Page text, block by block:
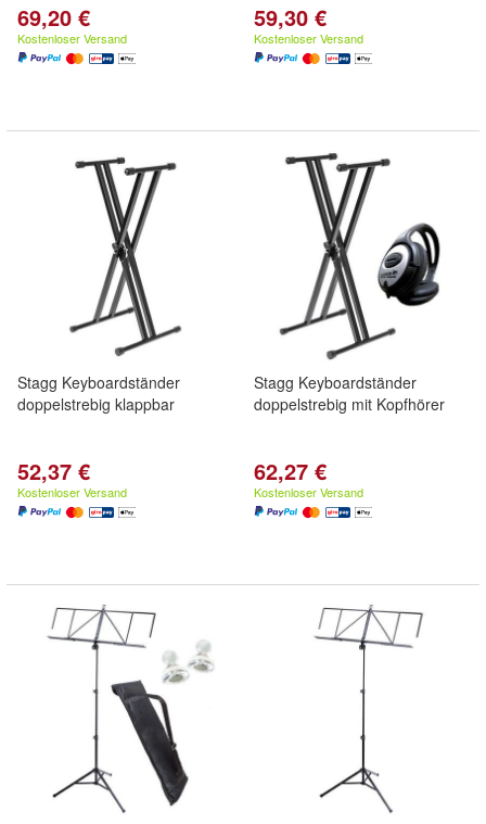
69,20 €
Kostenloser Versand
59,30 €
Kostenloser Versand
Stagg Keyboardständer
doppelstrebig klappbar
52,37 €
Kostenloser Versand
Stagg Keyboardständer
doppelstrebig mit Kopfhörer
62,27 €
Kostenloser Versand